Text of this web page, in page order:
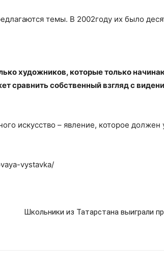
темы. В 2002году их было
художников, которые только
сравнить собственный взгляд с
искусство – явление, которое
vystavka/
Школьники из Татарстана выиграли